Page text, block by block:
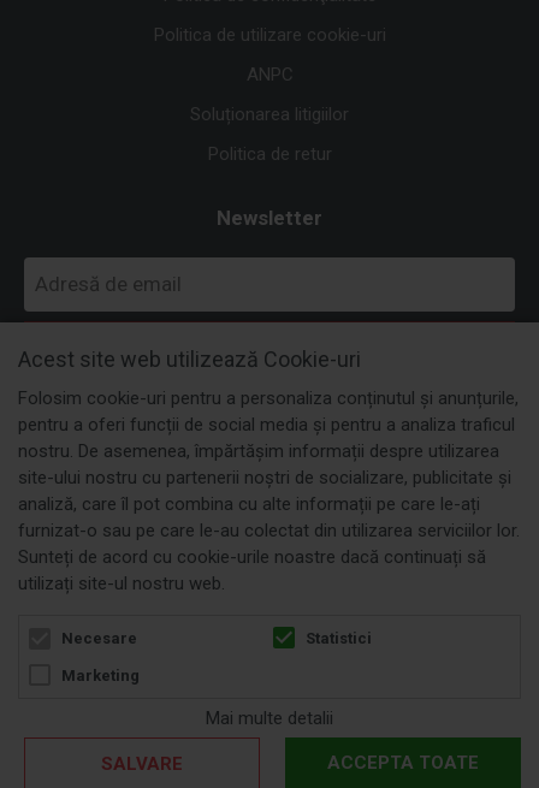
Politica de utilizare cookie-uri
ANPC
Soluționarea litigiilor
Politica de retur
Newsletter
MĂ ABONEZ
Acest site web utilizează Cookie-uri
Folosim cookie-uri pentru a personaliza conținutul și anunțurile,
pentru a oferi funcții de social media și pentru a analiza traficul
nostru. De asemenea, împărtășim informații despre utilizarea
site-ului nostru cu partenerii noștri de socializare, publicitate și
analiză, care îl pot combina cu alte informații pe care le-ați
furnizat-o sau pe care le-au colectat din utilizarea serviciilor lor.
Sunteți de acord cu cookie-urile noastre dacă continuați să
utilizați site-ul nostru web.
Necesare Statistici
Marketing
Mai multe detalii
SALVARE ACCEPTA TOATE